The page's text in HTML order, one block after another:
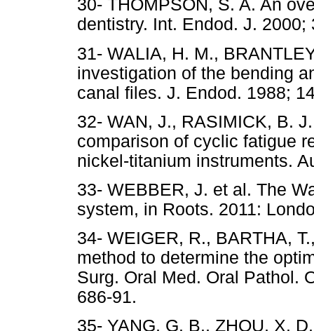
30- THOMPSON, S. A. An
dentistry. Int. Endod. J. 2000;
31- WALIA, H. M.,
investigation of the bending
canal files. J. Endod. 1988;
32- WAN, J., RASIMICK, B.
comparison of cyclic fatigue
nickel-titanium instruments.
33- WEBBER, J. et al. The
system, in Roots. 2011:
34- WEIGER, R., BARTHA,
method to determine the
Surg. Oral Med. Oral Pathol.
686-91.
35- YANG, G. B., ZHOU, X.